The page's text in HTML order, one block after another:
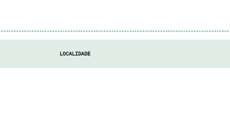
LOCALIDADE